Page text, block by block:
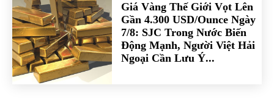
Giá Vàng Thế Giới Vọt Lên
Gần 4.300 USD/Ounce Ngày
7/8: SJC Trong Nước Biến
Động Mạnh, Người Việt Hải
Ngoại Cần Lưu Ý...